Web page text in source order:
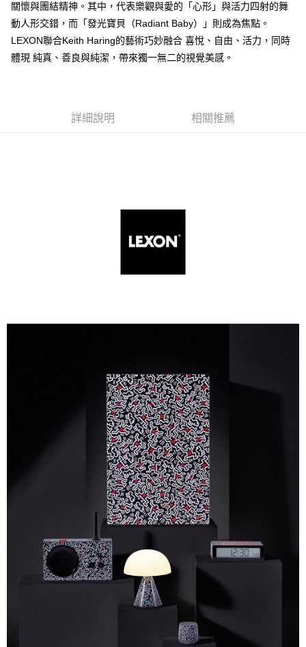
每筆NT$250，滿NT$2,000(含以上)免運費
每筆NT$120，滿NT$1,000(含以上)免運費
關懷與團結精神。其中，代表樂觀與愛的「心形」與活力四射的舞
動人形交錯，而「發光寶貝（Radiant Baby）」則成為焦點。
LEXON聯合Keith Haring的藝術巧妙融合 喜悅、自由、活力，同時
體現 純真、善良與純潔，帶來獨一無二的視覺美感。
詳細說明 相關推薦